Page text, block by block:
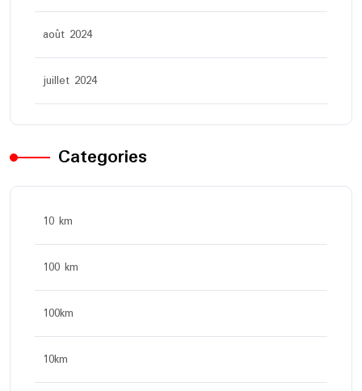
août 2024
juillet 2024
Categories
10 km
100 km
100km
10km